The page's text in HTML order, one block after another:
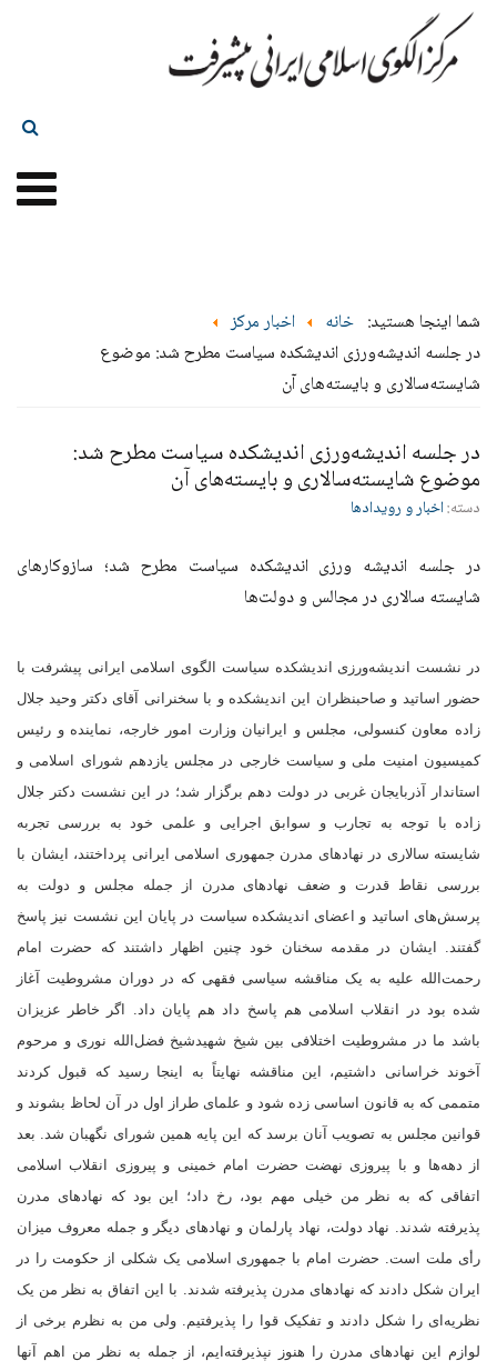
شما اینجا هستید: خانه
اخبار مرکز
در جلسه اندیشه‌ورزی اندیشکده سیاست مطرح شد: موضوع
شایسته‌سالاری و بایسته‌های آن
در جلسه اندیشه‌ورزی اندیشکده سیاست مطرح شد:
موضوع شایسته‌سالاری و بایسته‌های آن
دسته:اخبار و رویدادها
در جلسه اندیشه ورزی اندیشکده سیاست مطرح شد؛ سازوکارهای
شایسته سالاری در مجالس و دولت‌ها
در نشست اندیشه‌ورزی اندیشکده سیاست الگوی اسلامی ایرانی پیشرفت با
حضور اساتید و صاحبنظران این اندیشکده و با سخنرانی آقای دکتر وحید جلال
زاده معاون کنسولی، مجلس و ایرانیان وزارت امور خارجه، نماینده و رئیس
کمیسیون امنیت ملی و سیاست خارجی در مجلس یازدهم شورای اسلامی و
استاندار آذربایجان غربی در دولت دهم برگزار شد؛ در این نشست دکتر جلال
زاده با توجه به تجارب و سوابق اجرایی و علمی خود به بررسی تجربه
شایسته سالاری در نهادهای مدرن جمهوری اسلامی ایرانی پرداختند، ایشان با
بررسی نقاط قدرت و ضعف نهادهای مدرن از جمله مجلس و دولت به
پرسش‌های اساتید و اعضای اندیشکده سیاست در پایان این نشست نیز پاسخ
گفتند. ایشان در مقدمه سخنان خود چنین اظهار داشتند که حضرت امام
رحمت‌الله علیه به یک مناقشه سیاسی فقهی که در دوران مشروطیت آغاز
شده بود در انقلاب اسلامی هم پاسخ داد هم پایان داد. اگر خاطر عزیزان
باشد ما در مشروطیت اختلافی بین شیخ شهیدشیخ فضل‌الله نوری و مرحوم
آخوند خراسانی داشتیم، این مناقشه نهایتاً به اینجا رسید که قبول کردند
متممی که به قانون اساسی زده شود و علمای طراز اول در آن لحاظ بشوند و
قوانین مجلس به تصویب آنان برسد که این پایه همین شورای نگهبان شد. بعد
از دهه‌ها و با پیروزی نهضت حضرت امام خمینی و پیروزی انقلاب اسلامی
اتفاقی که به نظر من خیلی مهم بود، رخ داد؛ این بود که نهادهای مدرن
پذیرفته شدند. نهاد دولت، نهاد پارلمان و نهادهای دیگر و جمله معروف میزان
رأی ملت است. حضرت امام با جمهوری اسلامی یک شکلی از حکومت را در
ایران شکل دادند که نهادهای مدرن پذیرفته شدند. با این اتفاق به نظر من یک
نظریه‌ای را شکل دادند و تفکیک قوا را پذیرفتیم. ولی من به نظرم برخی از
لوازم این نهادهای مدرن را هنوز نپذیرفته‌ایم، از جمله به نظر من اهم آنها